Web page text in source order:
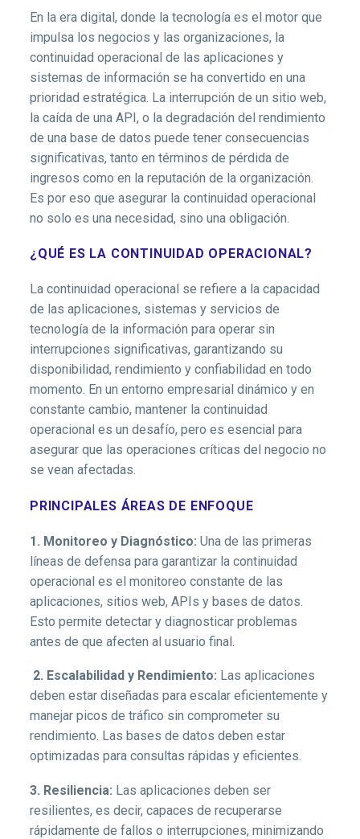
En la era digital, donde la tecnología es el motor que
impulsa los negocios y las organizaciones, la
continuidad operacional de las aplicaciones y
sistemas de información se ha convertido en una
prioridad estratégica. La interrupción de un sitio web,
la caída de una API, o la degradación del rendimiento
de una base de datos puede tener consecuencias
significativas, tanto en términos de pérdida de
ingresos como en la reputación de la organización.
Es por eso que asegurar la continuidad operacional
no solo es una necesidad, sino una obligación.
¿QUÉ ES LA CONTINUIDAD OPERACIONAL?
La continuidad operacional se refiere a la capacidad
de las aplicaciones, sistemas y servicios de
tecnología de la información para operar sin
interrupciones significativas, garantizando su
disponibilidad, rendimiento y confiabilidad en todo
momento. En un entorno empresarial dinámico y en
constante cambio, mantener la continuidad
operacional es un desafío, pero es esencial para
asegurar que las operaciones críticas del negocio no
se vean afectadas.
PRINCIPALES ÁREAS DE ENFOQUE
1. Monitoreo y Diagnóstico: Una de las primeras
líneas de defensa para garantizar la continuidad
operacional es el monitoreo constante de las
aplicaciones, sitios web, APIs y bases de datos.
Esto permite detectar y diagnosticar problemas
antes de que afecten al usuario final.
2. Escalabilidad y Rendimiento: Las aplicaciones
deben estar diseñadas para escalar eficientemente y
manejar picos de tráfico sin comprometer su
rendimiento. Las bases de datos deben estar
optimizadas para consultas rápidas y eficientes.
3. Resiliencia: Las aplicaciones deben ser
resilientes, es decir, capaces de recuperarse
rápidamente de fallos o interrupciones, minimizando